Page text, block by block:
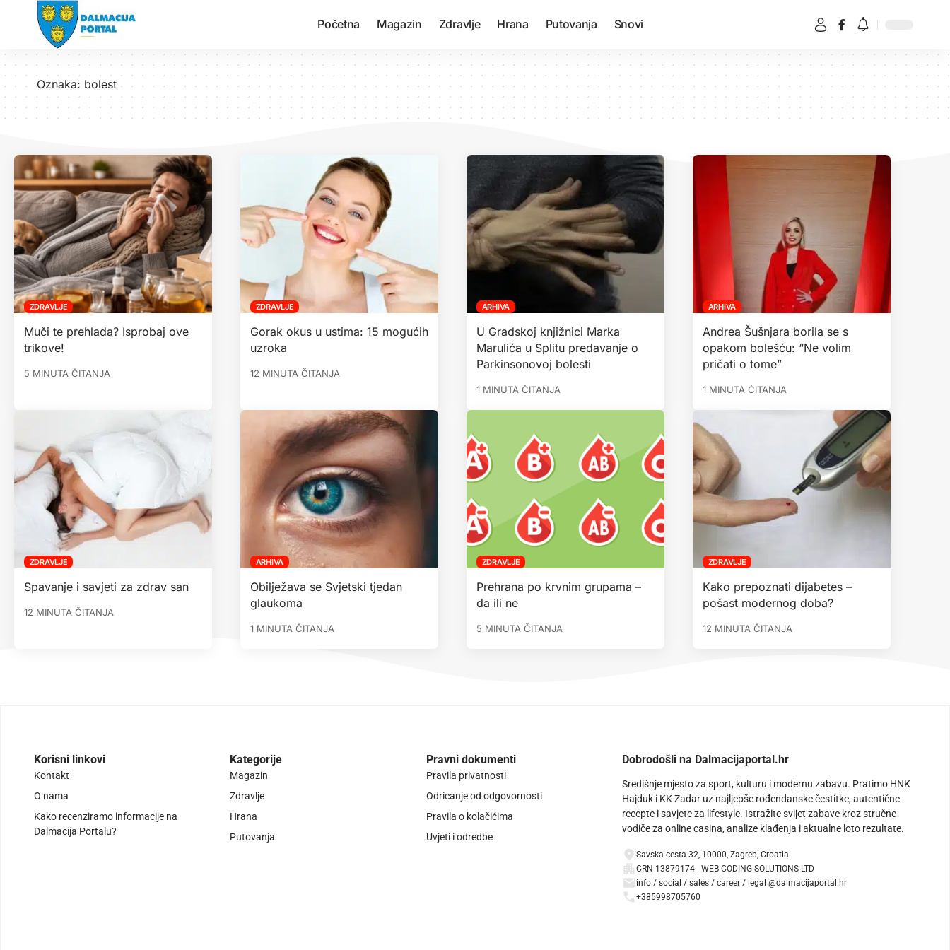
Početna Magazin Zdravlje Hrana Putovanja Snovi
Oznaka: bolest
ZDRAVLJE
Muči te prehlada? Isprobaj ove
trikove!
5 MINUTA ČITANJA
ZDRAVLJE
Gorak okus u ustima: 15 mogućih
uzroka
12 MINUTA ČITANJA
ARHIVA
U Gradskoj knjižnici Marka
Marulića u Splitu predavanje o
Parkinsonovoj bolesti
1 MINUTA ČITANJA
ARHIVA
Andrea Šušnjara borila se s
opakom bolešću: “Ne volim
pričati o tome”
1 MINUTA ČITANJA
ZDRAVLJE
Spavanje i savjeti za zdrav san
12 MINUTA ČITANJA
ARHIVA
Obilježava se Svjetski tjedan
glaukoma
1 MINUTA ČITANJA
ZDRAVLJE
Prehrana po krvnim grupama –
da ili ne
5 MINUTA ČITANJA
ZDRAVLJE
Kako prepoznati dijabetes –
pošast modernog doba?
12 MINUTA ČITANJA
Korisni linkovi
Kontakt
O nama
Kako recenziramo informacije na
Dalmacija Portalu?
Kategorije
Magazin
Zdravlje
Hrana
Putovanja
Pravni dokumenti
Pravila privatnosti
Odricanje od odgovornosti
Pravila o kolačićima
Uvjeti i odredbe
Dobrodošli na Dalmacijaportal.hr
Središnje mjesto za sport, kulturu i modernu zabavu. Pratimo HNK
Hajduk i KK Zadar uz najljepše rođendanske čestitke, autentične
recepte i savjete za lifestyle. Istražite svijet zabave kroz stručne
vodiče za online casina, analize klađenja i aktualne loto rezultate.
Savska cesta 32, 10000, Zagreb, Croatia
CRN 13879174 | WEB CODING SOLUTIONS LTD
info / social / sales / career / legal @dalmacijaportal.hr
+385998705760